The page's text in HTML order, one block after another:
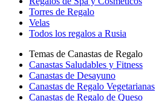
Torres de Regalo
Velas
Todos los regalos a Rusia
Temas de Canastas de Regalo
Canastas Saludables y Fitness
Canastas de Desayuno
Canastas de Regalo Vegetarianas
Canastas de Regalo de Queso